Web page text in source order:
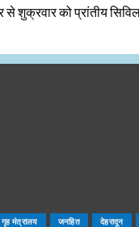
शुक्रवार को प्रांतीय
गृह मंत्रालय जनहित देहरादून